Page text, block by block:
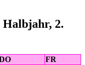
Halbjahr, 2.
FR